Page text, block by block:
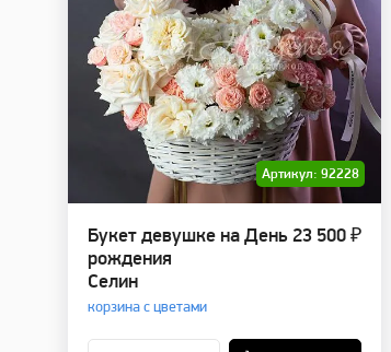
Артикул: 92228
Букет девушке на День
рождения
Селин
корзина с цветами
23 500 ₽